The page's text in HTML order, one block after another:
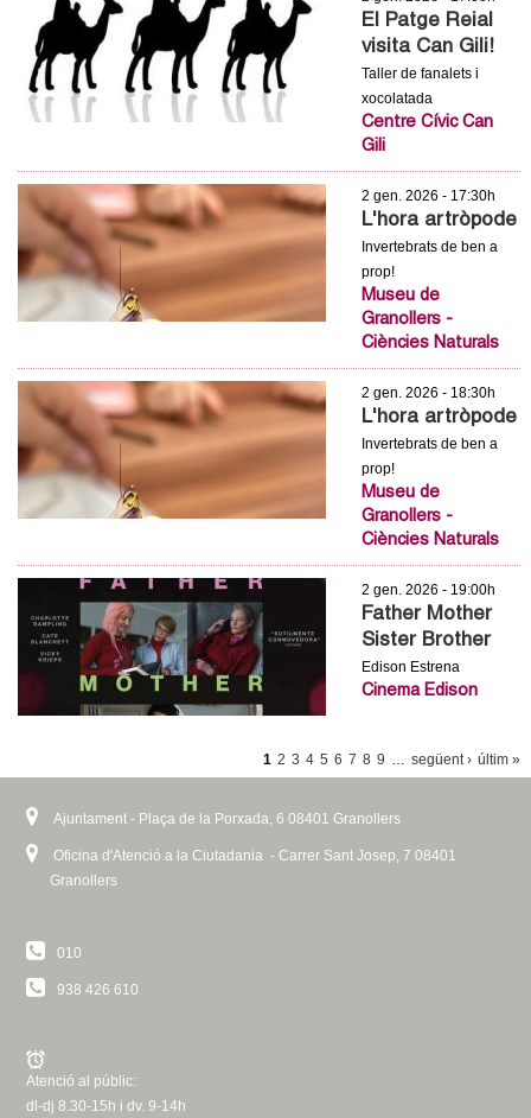
El Patge Reial
visita Can Gili!
Taller de fanalets i
xocolatada
Centre Cívic Can
Gili
2 gen. 2026 - 17:30h
L'hora artròpode
Invertebrats de ben a
prop!
Museu de
Granollers -
Ciències Naturals
2 gen. 2026 - 18:30h
L'hora artròpode
Invertebrats de ben a
prop!
Museu de
Granollers -
Ciències Naturals
2 gen. 2026 - 19:00h
Father Mother
Sister Brother
Edison Estrena
Cinema Edison
G
S
1 2 3 4 5 6 7 8 9 … següent › últim »
Ajuntament - Plaça de la Porxada, 6 08401 Granollers
Oficina d'Atenció a la Ciutadania - Carrer Sant Josep, 7 08401
Granollers
010
938 426 610
Atenció al públic:
dl-dj 8.30-15h i dv. 9-14h